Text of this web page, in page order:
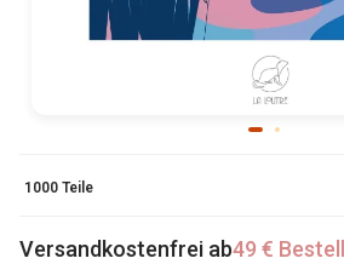
1000 Teile
Versandkostenfrei ab49 €